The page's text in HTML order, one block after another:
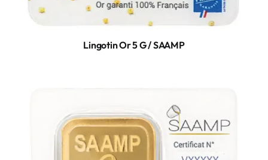
Lingotin Or 5 G / SAAMP